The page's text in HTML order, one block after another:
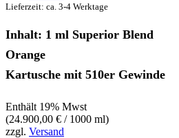
Lieferzeit: ca. 3-4 Werktage
Inhalt: 1 ml Superior Blend
Orange
Kartusche mit 510er Gewinde
Enthält 19% Mwst
(24.900,00 € / 1000 ml)
zzgl. Versand